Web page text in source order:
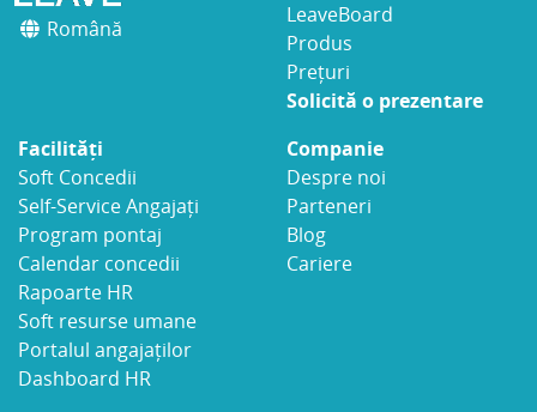
Română
LeaveBoard
Produs
Prețuri
Solicită o prezentare
Facilități
Soft Concedii
Self-Service Angajați
Program pontaj
Calendar concedii
Rapoarte HR
Soft resurse umane
Portalul angajaților
Dashboard HR
Companie
Despre noi
Parteneri
Blog
Cariere